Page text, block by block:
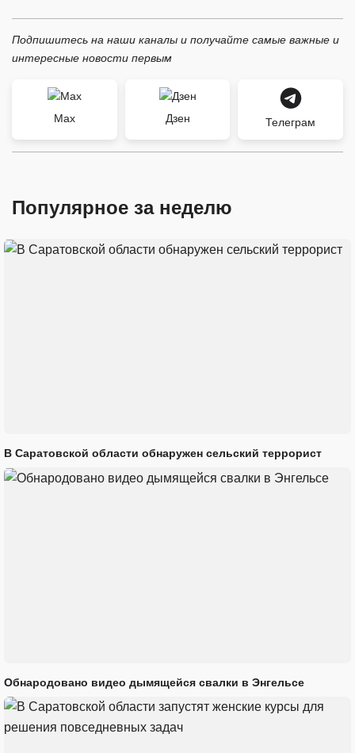
Подпишитесь на наши каналы и получайте самые важные и
интересные новости первым
Max Дзен Телеграм
Популярное за неделю
В Саратовской области обнаружен сельский террорист
Обнародовано видео дымящейся свалки в Энгельсе